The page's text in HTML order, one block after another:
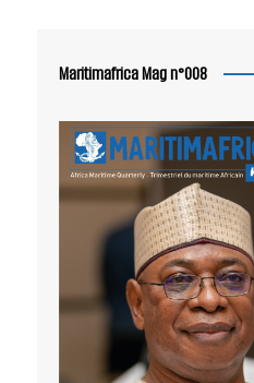
Maritimafrica Mag n°008